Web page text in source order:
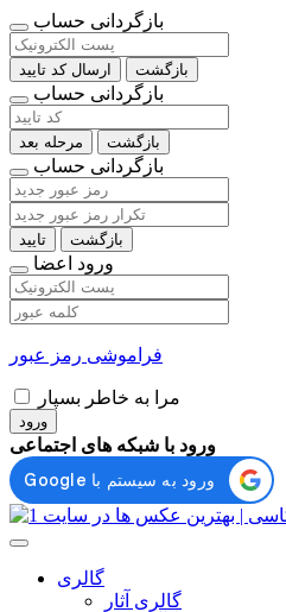
بازگردانی حساب
ارسال کد تایید بازگشت
بازگردانی حساب
مرحله بعد بازگشت
بازگردانی حساب
تایید بازگشت
ورود اعضا
فراموشی رمز عبور
مرا به خاطر بسپار
ورود
ورود با شبکه های اجتماعی
گالری
گالری آثار